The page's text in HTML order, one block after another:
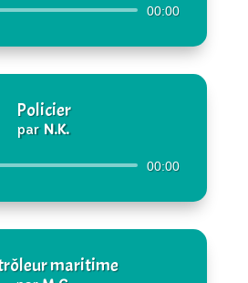
Lecteur
00:00
Policier
par N.K.
Lecteur
00:00
maritime